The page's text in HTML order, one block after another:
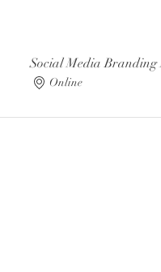
Social Media Branding
Online